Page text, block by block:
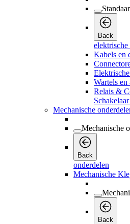
Back
elektrische
Kabels en
Wartels en
Relais &
Mechanische
Mechanische
Back
onderdelen
Mechanische
Back